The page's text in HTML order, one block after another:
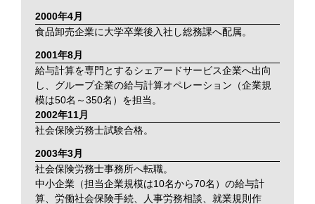
2000年4月
食品卸売企業に大学卒業後入社し総務課へ配属。
2001年8月
給与計算を専門とするシェアードサービス企業へ出向
し、グループ企業の給与計算オペレーション（企業規
模は50名～350名）を担当。
2002年11月
社会保険労務士試験合格。
2003年3月
社会保険労務士事務所へ転職。
中小企業（担当企業規模は10名から70名）の給与計
算、労働社会保険手続、人事労務相談、就業規則作